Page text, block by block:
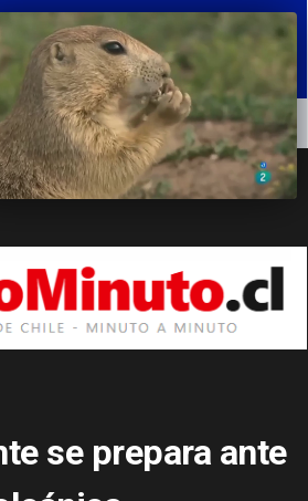
POLÍTICA ECONOMÍA
se prepara ante